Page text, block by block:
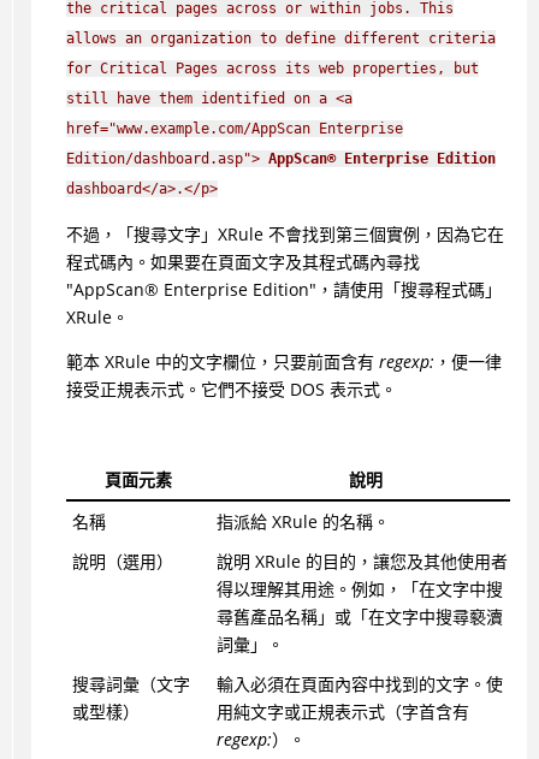
the critical pages across or within jobs. This
allows an organization to define different criteria
for Critical Pages across its web properties, but
still have them identified on a <a
href="www.example.com/AppScan Enterprise
Edition/dashboard.asp"> AppScan®Enterprise Edition
dashboard</a>.</p>
不過，「搜尋文字」XRule 不會找到第三個實例，因為它在
程式碼內。如果要在頁面文字及其程式碼內尋找
"AppScan® Enterprise Edition"，請使用「搜尋程式碼」
XRule。
範本 XRule 中的文字欄位，只要前面含有 regexp: ，便一律
接受正規表示式。它們不接受 DOS 表示式。
頁面元素
說明
名稱
指派給 XRule 的名稱。
說明（選用）
說明 XRule 的目的，讓您及其他使用者
得以理解其用途。例如，「在文字中搜
尋舊產品名稱」或「在文字中搜尋褻瀆
詞彙」。
搜尋詞彙（文字
或型樣）
輸入必須在頁面內容中找到的文字。使
用純文字或正規表示式（字首含有
regexp:）。